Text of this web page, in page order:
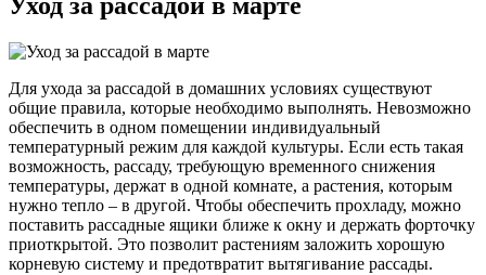
Уход за рассадой в марте
Для ухода за рассадой в домашних условиях существуют
общие правила, которые необходимо выполнять. Невозможно
обеспечить в одном помещении индивидуальный
температурный режим для каждой культуры. Если есть такая
возможность, рассаду, требующую временного снижения
температуры, держат в одной комнате, а растения, которым
нужно тепло – в другой. Чтобы обеспечить прохладу, можно
поставить рассадные ящики ближе к окну и держать форточку
приоткрытой. Это позволит растениям заложить хорошую
корневую систему и предотвратит вытягивание рассады.